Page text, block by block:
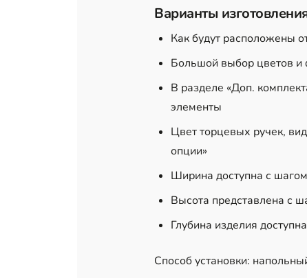
Варианты
Как будут расположены
Большой выбор цветов и
В разделе «Доп.
элементы
Цвет торцевых ручек,
опции»
Ширина доступна с
Высота представлена с
Глубина изделия
Способ установки: